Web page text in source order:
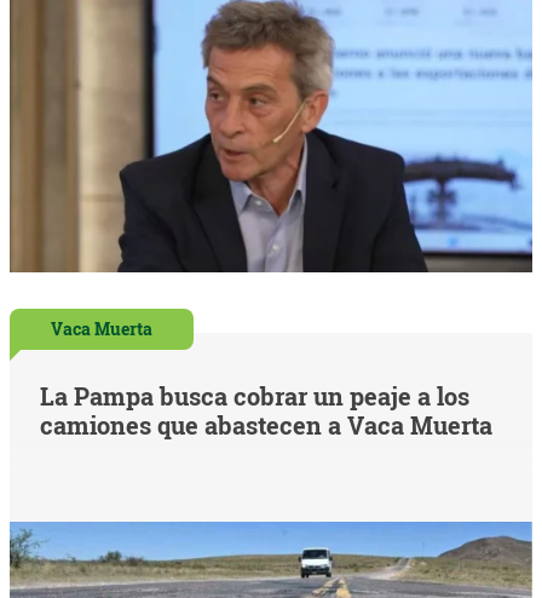
Vaca Muerta
La Pampa busca cobrar un peaje a los
camiones que abastecen a Vaca Muerta